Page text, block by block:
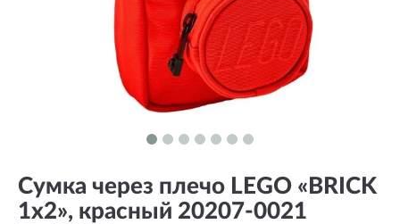
Сумка через плечо LEGO «BRICK
1x2», красный 20207-0021